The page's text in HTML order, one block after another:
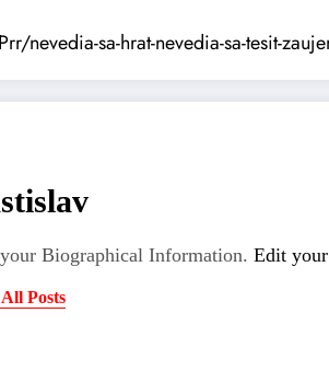
nevedia-sa-hrat-nevedia-sa-tesit-
Biographical Information. Edit
Posts